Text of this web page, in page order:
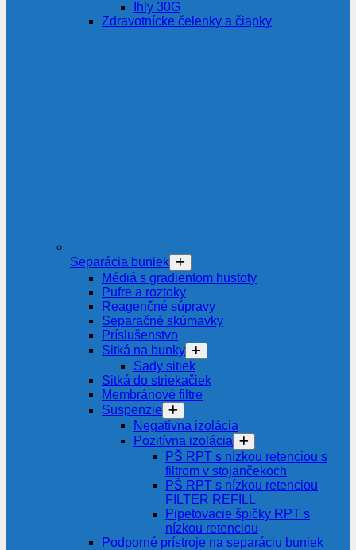
Ihly 30G
Zdravotnícke čelenky a čiapky
Separácia buniek
Médiá s gradientom hustoty
Pufre a roztoky
Reagenčné súpravy
Separačné skúmavky
Príslušenstvo
Sitká na bunky
Sady sitiek
Sitká do striekačiek
Membránové filtre
Suspenzie
Negatívna izolácia
Pozitívna izolácia
PŠ RPT s nízkou retenciou s
filtrom v stojančekoch
PŠ RPT s nízkou retenciou
FILTER REFILL
Pipetovacie špičky RPT s
nízkou retenciou
Podporné prístroje na separáciu buniek